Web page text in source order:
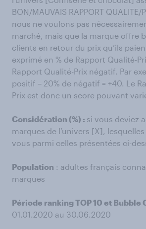
BON/MAUVAIS RAPPORT QUALITE/
nous ne voulons pas
marché, mais que la marque offre
clients en retour du prix qu’ils
exprimé en % de Rapport Qualité-
Rapport Qualité-Prix négatif. Par
positif – 20% de négatif = +40. Le
Prix est donc un score pouvant
Considération (%) : si vous deviez
marques de l’univers [X],
vous parmi celles présentées ci-
Population : adultes français
marques
Période ranking TOP 10 et Bubble
01.01.2020 au 30.06.2020